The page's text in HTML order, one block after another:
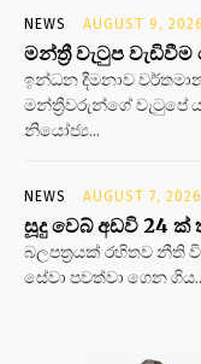
NEWS AUGUST 9, 2026
මන්ත්‍රී වැටුප
ඉන්ධන දීමනාව
මන්ත්‍රීවරුන්ගේ වැටුපේ
නියෝජ්‍ය...
NEWS AUGUST 7, 2026
සූදු වෙබ් අඩවි 24
බලපත්‍රයක් රහිතව නීති
සේවා පවත්වා ගෙන